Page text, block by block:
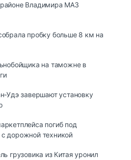
Владимира МАЗ
пробку больше 8 км на
на таможне в
Удэ зaвepшaют ycтaнoвкy
погиб под
дорожной техникой
грузовика из Китая уронил